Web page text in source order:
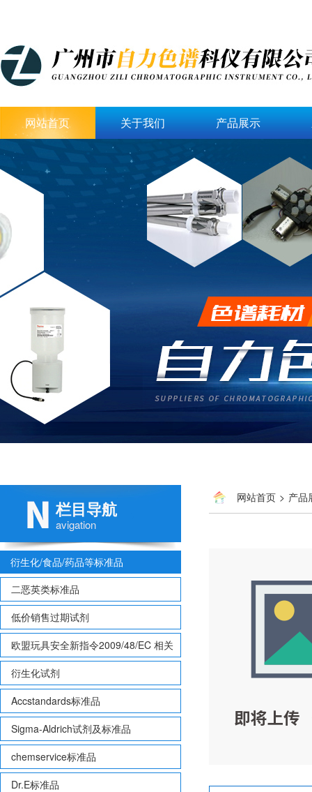
网站首页 关于我们 产品展示
栏目导航
avigation
衍生化/食品/药品等标准品
二恶英类标准品
低价销售过期试剂
欧盟玩具安全新指令2009/48/EC 相关
致敏性香味剂标准品
衍生化试剂
Accstandards标准品
Sigma-Aldrich试剂及标准品
chemservice标准品
Dr.E标准品
网站首页 > 产品